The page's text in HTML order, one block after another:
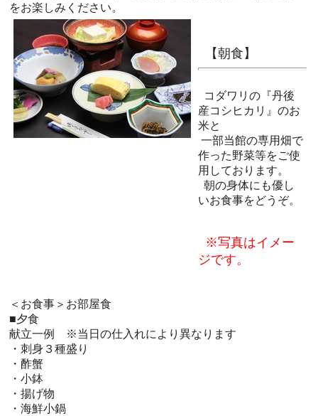
をお楽しみください。
【朝食】
コダワリの『丹後
産コシヒカリ』のお
米と
一部当館の専用畑で
作った野菜等をご使
用しております。
朝の身体にも優し
いお食事をどうぞ。
※写真はイメー
ジです。
＜お食事＞お部屋食
■夕食
献立一例 ※当日の仕入れにより異なります
・刺身３種盛り
・酢蟹
・小鉢
・揚げ物
・海鮮小鍋